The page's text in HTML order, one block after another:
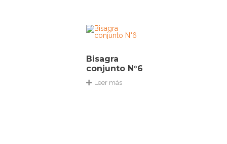
Bisagra
conjunto N°6
Leer más